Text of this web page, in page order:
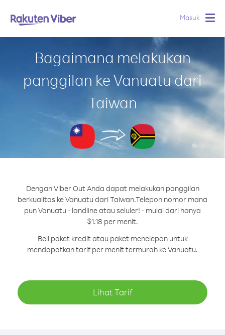
Masuk
Bagaimana melakukan
panggilan ke Vanuatu dari
Taiwan
Dengan Viber Out Anda dapat melakukan panggilan
berkualitas ke Vanuatu dari Taiwan.Telepon nomor mana
pun Vanuatu - landline atau seluler! - mulai dari hanya
$1.18 per menit.
Beli paket kredit atau paket menelepon untuk
mendapatkan tarif per menit termurah ke Vanuatu.
Lihat Tarif